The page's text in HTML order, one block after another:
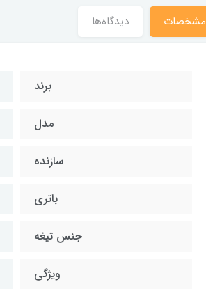
مشخصات دیدگاه‌ها
برند
مدل
سازنده
باتری
جنس تیغه
ویژگی